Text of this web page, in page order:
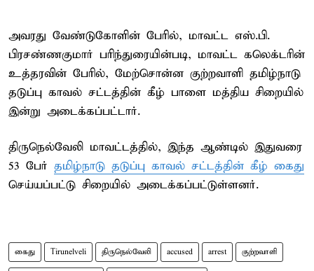
அவரது வேண்டுகோளின் பேரில், மாவட்ட எஸ்.பி.
பிரசண்ணகுமார் பரிந்துரையின்படி, மாவட்ட கலெக்டரின்
உத்தரவின் பேரில், மேற்சொன்ன குற்றவாளி தமிழ்நாடு
தடுப்பு காவல் சட்டத்தின் கீழ் பாளை மத்திய சிறையில்
இன்று அடைக்கப்பட்டார்.
திருநெல்வேலி மாவட்டத்தில், இந்த ஆண்டில் இதுவரை
53 பேர் தமிழ்நாடு தடுப்பு காவல் சட்டத்தின் கீழ் கைது
செய்யப்பட்டு சிறையில் அடைக்கப்பட்டுள்ளனர்.
கைது Tirunelveli திருநெல்வேலி accused arrest குற்றவாளி